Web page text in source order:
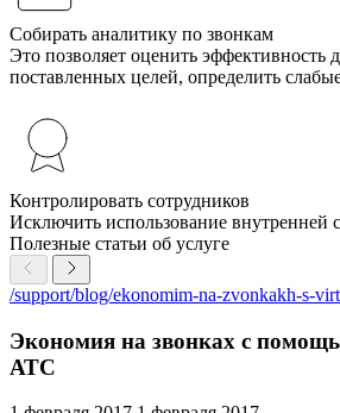
Собирать аналитику по звонкам
Это позволяет оценить эффективность
поставленных целей, определить
Контролировать сотрудников
Исключить использование внутренней
Полезные статьи об услуге
/support/blog/ekonomim-na-zvonkakh-s-
Экономия на звонках с
АТС